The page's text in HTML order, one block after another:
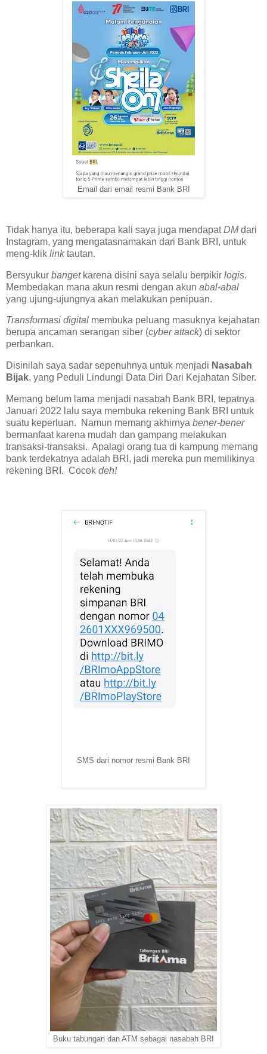
Email dari email resmi Bank BRI
Tidak hanya itu, beberapa kali saya juga mendapatDMdari
Instagram, yang mengatasnamakan dari Bank BRI, untuk
meng-klik linktautan.
Bersyukur bangetkarena disini saya selalu berpikir logis.
Membedakan mana akun resmi dengan akun abal-abal
yang ujung-ujungnya akan melakukan penipuan.
Transformasi digital membuka peluang masuknya kejahatan
berupa ancaman serangan siber (cyber attack) di sektor
perbankan.
Disinilah saya sadar sepenuhnya untuk menjadi Nasabah
Bijak, yang Peduli Lindungi Data Diri Dari Kejahatan Siber.
Memang belum lama menjadi nasabah Bank BRI, tepatnya
Januari 2022 lalu saya membuka rekening Bank BRI untuk
suatu keperluan. Namun memang akhirnya bener-bener
bermanfaat karena mudah dan gampang melakukan
transaksi-transaksi. Apalagi orang tua di kampung memang
bank terdekatnya adalah BRI, jadi mereka pun memilikinya
rekening BRI. Cocok deh!
SMS dari nomor resmi Bank BRI
Buku tabungan dan ATM sebagai nasabah BRI